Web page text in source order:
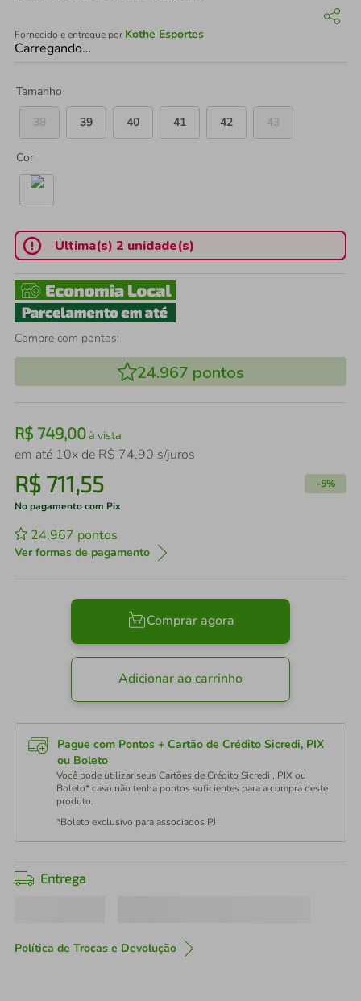
Fornecido e entregue por Kothe Esportes
Carregando…
Tamanho
38
39 40 41 42 43
Cor
Última(s) 2 unidade(s)
Compre com pontos:
24.967 pontos
R$ 749,00à vista
em até 10x de R$ 74,90 s/juros
R$ 711,55 -5%
No pagamento com Pix
24.967 pontos
Ver formas de pagamento
Comprar agora
Adicionar ao carrinho
Pague com Pontos + Cartão de Crédito Sicredi, PIX
ou Boleto
Você pode utilizar seus Cartões de Crédito Sicredi , PIX ou
Boleto* caso não tenha pontos suficientes para a compra deste
produto.
*Boleto exclusivo para associados PJ
Entrega
Política de Trocas e Devolução